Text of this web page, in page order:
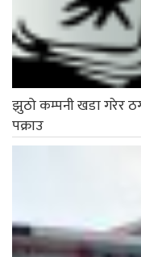
झुठो कम्पनी खडा गरेर
पक्राउ